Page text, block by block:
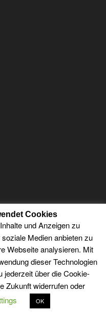
Cookies
und Anzeigen zu
Medien anbieten zu
Webseite analysieren. Mit
dieser Technologien
jederzeit über die Cookie-
Zukunft widerrufen oder
OK